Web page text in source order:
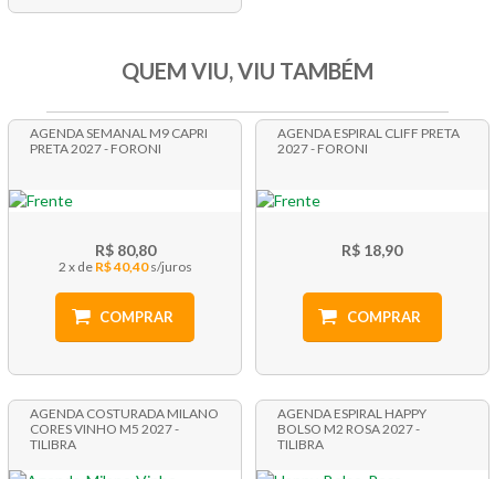
QUEM VIU, VIU TAMBÉM
AGENDA SEMANAL M9 CAPRI
PRETA 2027 - FORONI
R$ 80,80
2 x R$ 40,40
COMPRAR
AGENDA ESPIRAL CLIFF PRETA
2027 - FORONI
R$ 18,90
COMPRAR
AGENDA COSTURADA MILANO
CORES VINHO M5 2027 -
TILIBRA
AGENDA ESPIRAL HAPPY
BOLSO M2 ROSA 2027 -
TILIBRA